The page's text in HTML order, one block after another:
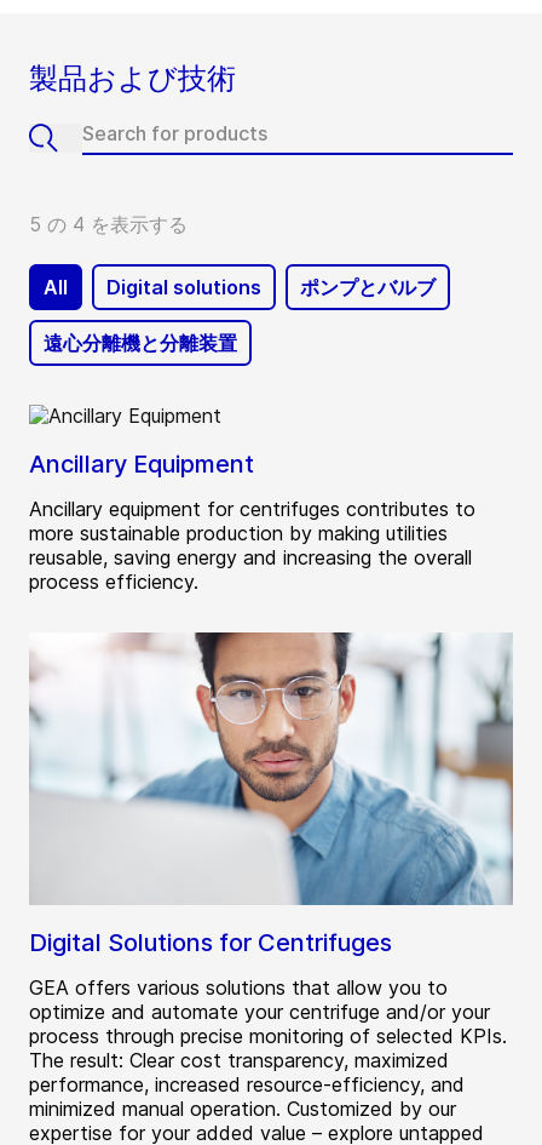
製品および技術
5 の 4 を表示する
All Digital solutions ポンプとバルブ
遠心分離機と分離装置
Ancillary Equipment
Ancillary equipment for centrifuges contributes to
more sustainable production by making utilities
reusable, saving energy and increasing the overall
process efficiency.
Digital Solutions for Centrifuges
GEA offers various solutions that allow you to
optimize and automate your centrifuge and/or your
process through precise monitoring of selected KPIs.
The result: Clear cost transparency, maximized
performance, increased resource-efficiency, and
minimized manual operation. Customized by our
expertise for your added value – explore untapped